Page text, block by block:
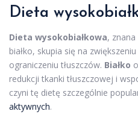
Dieta
Dieta wysokobiałkowa,
białko, skupia się na
ograniczeniu tłuszczów. Białko
redukcji tkanki tłuszczowej i
czyni tę dietę szczególnie
aktywnych.